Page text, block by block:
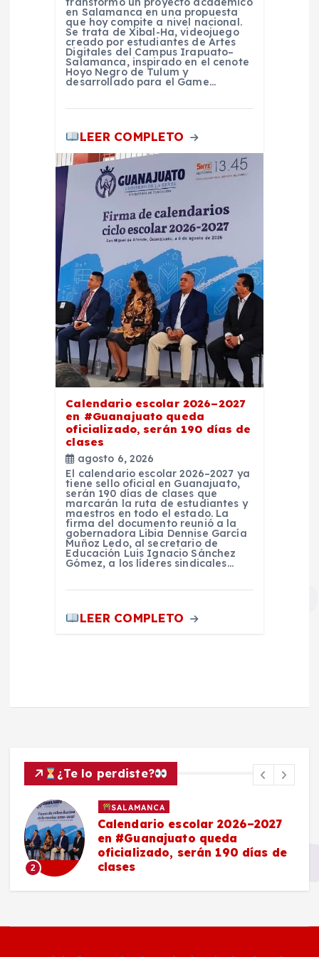
en Salamanca en una propuesta
que hoy compite a nivel nacional.
Se trata de Xibal-Ha, videojuego
creado por estudiantes de Artes
Digitales del Campus Irapuato–
Salamanca, inspirado en el cenote
Hoyo Negro de Tulum y
desarrollado para el Game…
LEER COMPLETO
Calendario escolar 2026–2027
en #Guanajuato queda
oficializado, serán 190 días de
clases
agosto 6, 2026
El calendario escolar 2026–2027 ya
tiene sello oficial en Guanajuato,
serán 190 días de clases que
marcarán la ruta de estudiantes y
maestros en todo el estado. La
firma del documento reunió a la
gobernadora Libia Dennise García
Muñoz Ledo, al secretario de
Educación Luis Ignacio Sánchez
Gómez, a los líderes sindicales…
LEER COMPLETO
¿Te lo perdiste?
2
SALAMANCA
Calendario escolar 2026–2027
en #Guanajuato queda
oficializado, serán 190 días de
clases